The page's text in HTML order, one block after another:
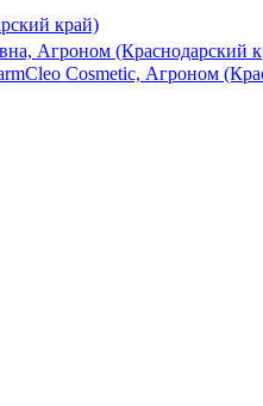
край)
Агроном (Краснодарский
Cosmetic, Агроном